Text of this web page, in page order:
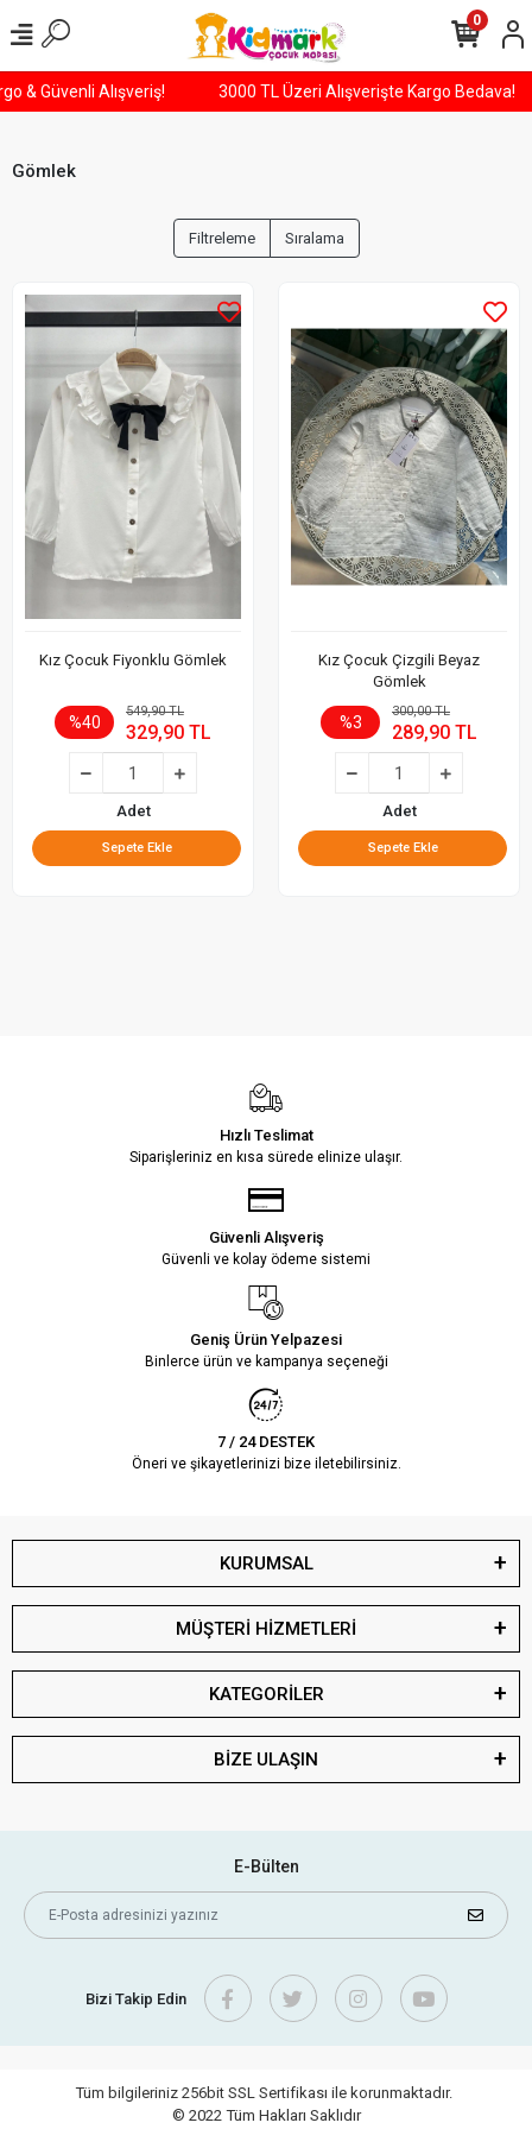
& Güvenli Alışveriş! 3000 TL Üzeri Alışverişte Kargo Bedava!
0
Gömlek
Filtreleme Sıralama
Kız Çocuk Fiyonklu Gömlek
%40
549,90 TL
329,90 TL
Adet
Sepete Ekle
Kız Çocuk Çizgili Beyaz
Gömlek
%3
300,00 TL
289,90 TL
Adet
Sepete Ekle
Hızlı Teslimat
Siparişleriniz en kısa sürede elinize ulaşır.
Güvenli Alışveriş
Güvenli ve kolay ödeme sistemi
Geniş Ürün Yelpazesi
Binlerce ürün ve kampanya seçeneği
7 / 24 DESTEK
Öneri ve şikayetlerinizi bize iletebilirsiniz.
KURUMSAL
MÜŞTERİ HİZMETLERİ
KATEGORİLER
BİZE ULAŞIN
E-Bülten
Bizi Takip Edin
Tüm bilgileriniz 256bit SSL Sertifikası ile korunmaktadır.
© 2022 Tüm Hakları Saklıdır